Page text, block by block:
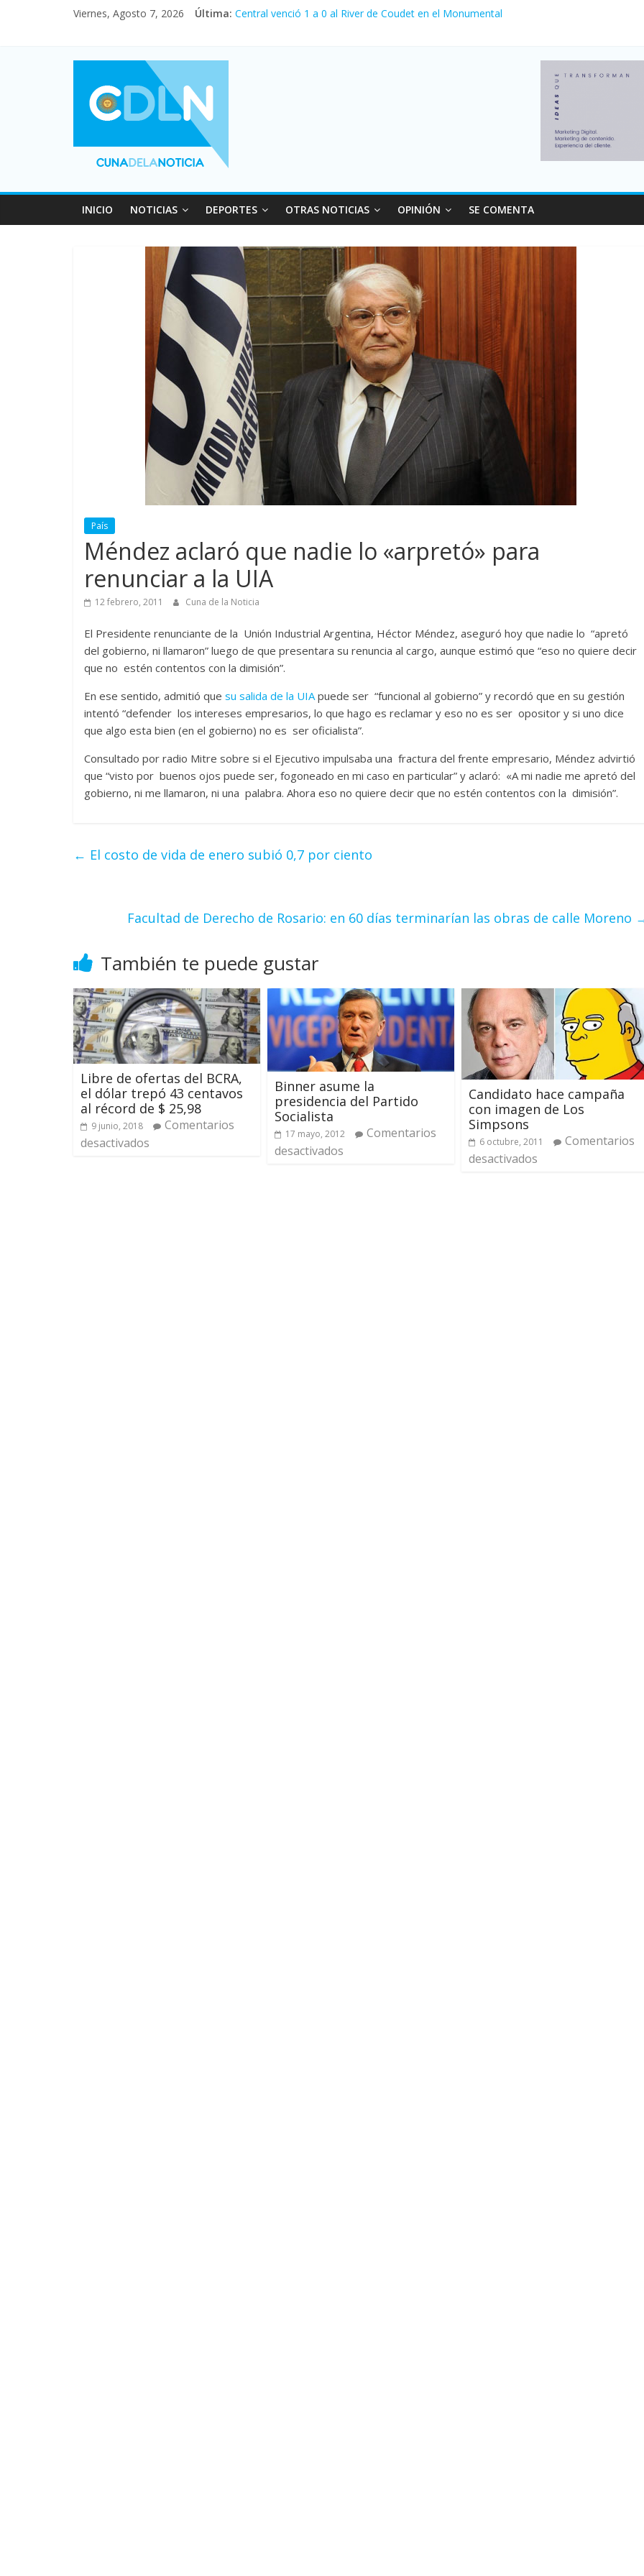
Viernes, Agosto 7, 2026 Última: Central venció 1 a 0 al River de Coudet en el Monumental
Vacaciones de invierno con más movimiento y consumo turístico: 4,6 millones de
Fuerte caída de la venta de autos usados en julio: bajó un 12,6% interanual
INICIO NOTICIAS DEPORTES OTRAS NOTICIAS OPINIÓN SE COMENTA
País
Méndez aclaró que nadie lo «arpretó» para
renunciar a la UIA
12 febrero, 2011 Cuna de la Noticia
El Presidente renunciante de la Unión Industrial Argentina, Héctor Méndez, aseguró hoy que nadie lo “apretó
del gobierno, ni llamaron” luego de que presentara su renuncia al cargo, aunque estimó que “eso no quiere decir
que no estén contentos con la dimisión”.
En ese sentido, admitió que su salida de la UIA puede ser “funcional al gobierno” y recordó que en su gestión
intentó “defender los intereses empresarios, lo que hago es reclamar y eso no es ser opositor y si uno dice
que algo esta bien (en el gobierno) no es ser oficialista”.
Consultado por radio Mitre sobre si el Ejecutivo impulsaba una fractura del frente empresario, Méndez advirtió
que “visto por buenos ojos puede ser, fogoneado en mi caso en particular” y aclaró: «A mi nadie me apretó del
gobierno, ni me llamaron, ni una palabra. Ahora eso no quiere decir que no estén contentos con la dimisión”.
← El costo de vida de enero subió 0,7 por ciento
Facultad de Derecho de Rosario: en 60 días terminarían las obras de calle Moreno
También te puede gustar
Libre de ofertas del BCRA,
el dólar trepó 43 centavos
al récord de $ 25,98
9 junio, 2018
Comentarios
desactivados
Binner asume la
presidencia del Partido
Socialista
17 mayo, 2012
Comentarios
desactivados
Candidato hace campaña
con imagen de Los
Simpsons
6 octubre, 2011
Comentarios
desactivados